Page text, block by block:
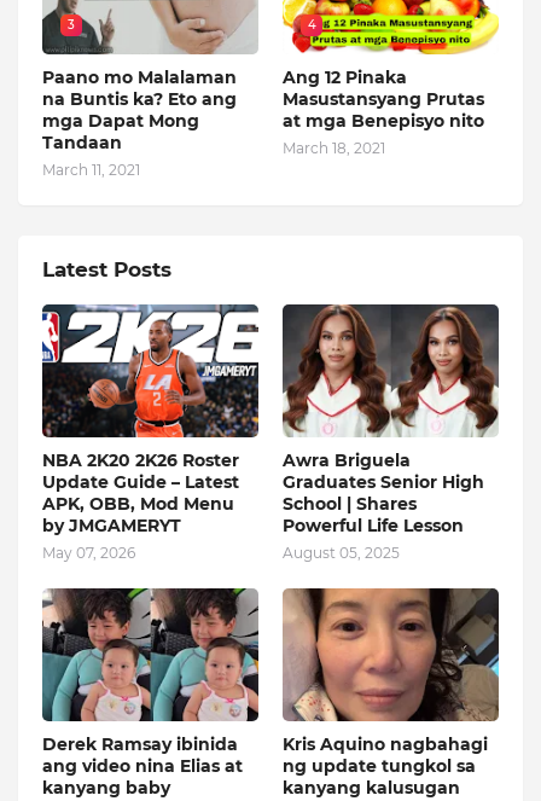
3
Paano mo Malalaman
na Buntis ka? Eto ang
mga Dapat Mong
Tandaan
March 11, 2021
4
Ang 12 Pinaka
Masustansyang Prutas
at mga Benepisyo nito
March 18, 2021
Latest Posts
NBA 2K20 2K26 Roster
Update Guide – Latest
APK, OBB, Mod Menu
by JMGAMERYT
May 07, 2026
Awra Briguela
Graduates Senior High
School | Shares
Powerful Life Lesson
August 05, 2025
Derek Ramsay ibinida
ang video nina Elias at
kanyang baby
Kris Aquino nagbahagi
ng update tungkol sa
kanyang kalusugan